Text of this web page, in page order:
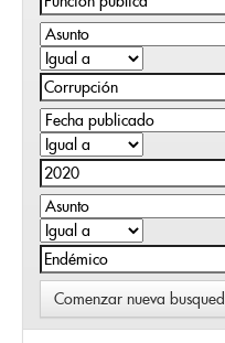
Comenzar nueva